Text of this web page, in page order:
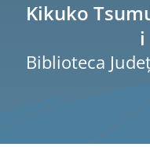
Kikuko
i
Biblioteca